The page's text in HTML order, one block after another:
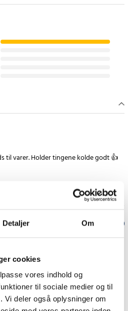
Detaljer Om
cookies
vores indhold og
til sociale medier og til
Vi deler også oplysninger om
til varer. Holder tingene kolde godt 👍
Verified by Trustvoice
UDSALG